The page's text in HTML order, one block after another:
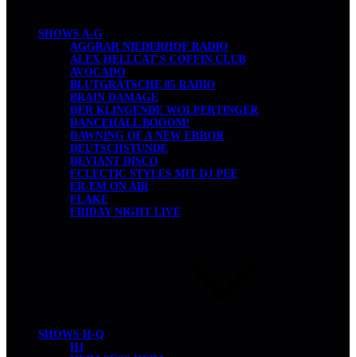
SHOWS A-G
AGGRAR NIEDERHOF RADIO
ALEX HELLCAT’S COFFIN CLUB
AVOCADO
BLUTGRÄTSCHE 05 RADIO
BRAIN DAMAGE
DER KLINGENDE WOLPERTINGER
DANCEHALL BOOOM!
DAWNING OF A NEW ERROR
DEUTSCHSTUNDE
DEVIANT DISCO
ECLECTIC STYLES MIT DJ PEE
ER-EM ON AIR
FLAKE
FRIDAY NIGHT LIVE
SHOWS H-Q
H1